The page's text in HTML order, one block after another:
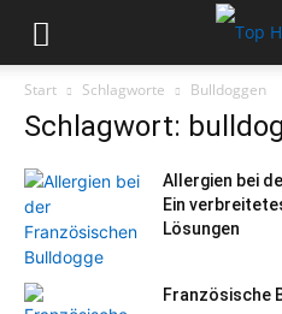
Start Schlagworte Bulldoggen
Schlagwort:
Allergien bei
Ein
Lösungen
Französische